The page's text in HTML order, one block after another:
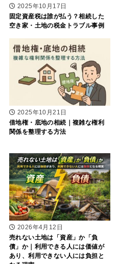
2025年10月17日
固定資産税は誰が払う？相続した
空き家・土地の税金トラブル事例
2025年10月21日
借地権・底地の相続｜複雑な権利
関係を整理する方法
2026年4月12日
売れない土地は「資産」か「負
債」か｜利用できる人には価値が
あり、利用できない人には負担と